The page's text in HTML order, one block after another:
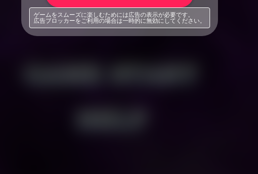
ゲームをスムーズに楽しむためには広告の表示が必要です。
広告ブロッカーをご利用の場合は一時的に無効にしてください。